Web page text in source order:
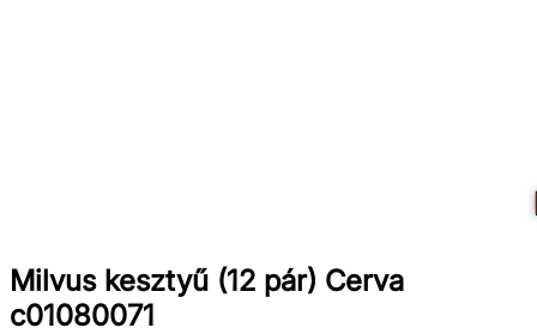
Milvus kesztyű (12 pár) Cerva
c01080071